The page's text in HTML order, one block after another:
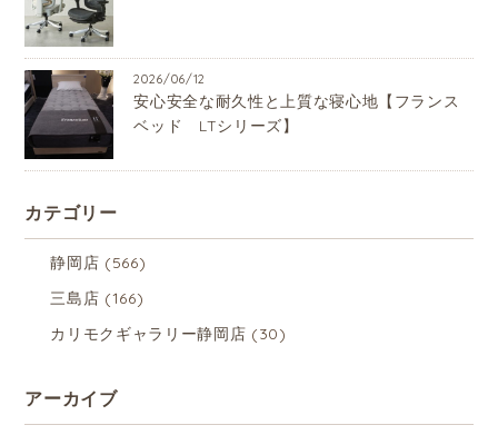
2026/06/12
安心安全な耐久性と上質な寝心地【フランス
ベッド LTシリーズ】
カテゴリー
静岡店 (566)
三島店 (166)
カリモクギャラリー静岡店 (30)
アーカイブ